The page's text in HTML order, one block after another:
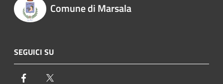
Comune di Marsala
SEGUICI SU
Facebook